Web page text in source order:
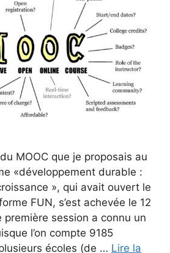
MOOC que je proposais au
«développement durable :
», qui avait ouvert le
FUN, s’est achevée le 12
première session a connu un
l’on compte 9185
écoles (de … Lire la